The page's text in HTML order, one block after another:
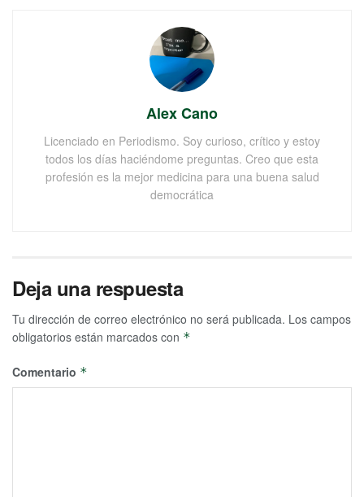
Alex Cano
Licenciado en Periodismo. Soy curioso, crítico y estoy
todos los días haciéndome preguntas. Creo que esta
profesión es la mejor medicina para una buena salud
democrática
Deja una respuesta
Tu dirección de correo electrónico no será publicada. Los campos
obligatorios están marcados con *
Comentario *